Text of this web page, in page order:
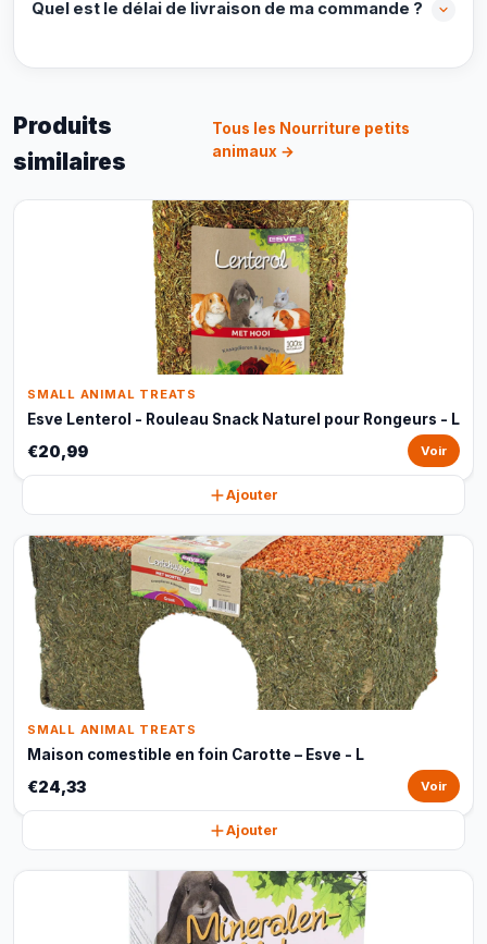
Quel est le délai de livraison de ma commande ?
Produits
similaires
Tous les Nourriture petits
animaux →
SMALL ANIMAL TREATS
Esve Lenterol - Rouleau Snack Naturel pour Rongeurs - L
€20,99 Voir
Ajouter
SMALL ANIMAL TREATS
Maison comestible en foin Carotte – Esve - L
€24,33 Voir
Ajouter